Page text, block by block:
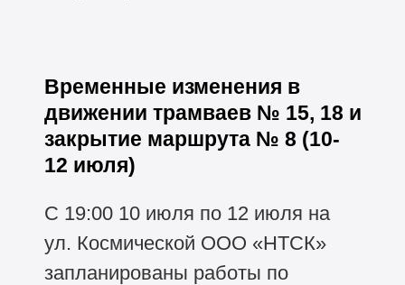
Временные изменения в
движении трамваев № 15, 18 и
закрытие маршрута № 8 (10-
12 июля)
С 19:00 10 июля по 12 июля на
ул. Космической ООО «НТСК»
запланированы работы по